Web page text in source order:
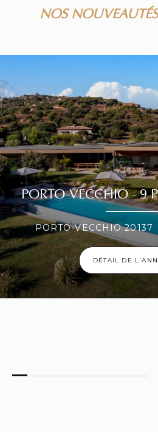
NOS NOUVEAUTÉS
PORTO-VECCHIO - 9
PORTO-VECCHIO 20137
DÉTAIL DE